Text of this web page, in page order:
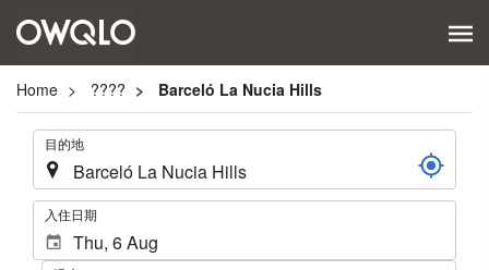
Home ???? Barceló La Nucia Hills
. 目的地
. 入住日期